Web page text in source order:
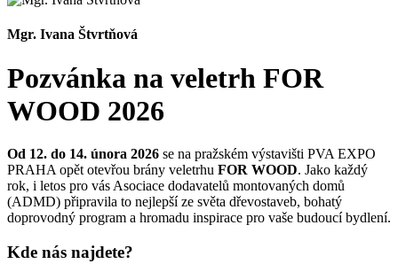
Mgr. Ivana Štvrtňová
Pozvánka na veletrh FOR
WOOD 2026
Od 12. do 14. února 2026 se na pražském výstavišti PVA EXPO
PRAHA opět otevřou brány veletrhu FOR WOOD. Jako každý
rok, i letos pro vás Asociace dodavatelů montovaných domů
(ADMD) připravila to nejlepší ze světa dřevostaveb, bohatý
doprovodný program a hromadu inspirace pro vaše budoucí bydlení.
Kde nás najdete?